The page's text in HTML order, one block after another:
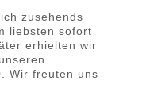
zusehends
liebsten sofort
erhielten wir
Wir freuten uns